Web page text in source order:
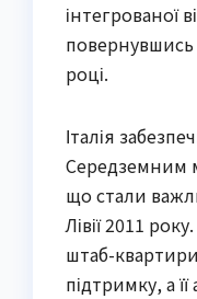
інтегрованої
році.
Італія
Середземним
що стали
Лівії 2011
штаб-
підтримку, а